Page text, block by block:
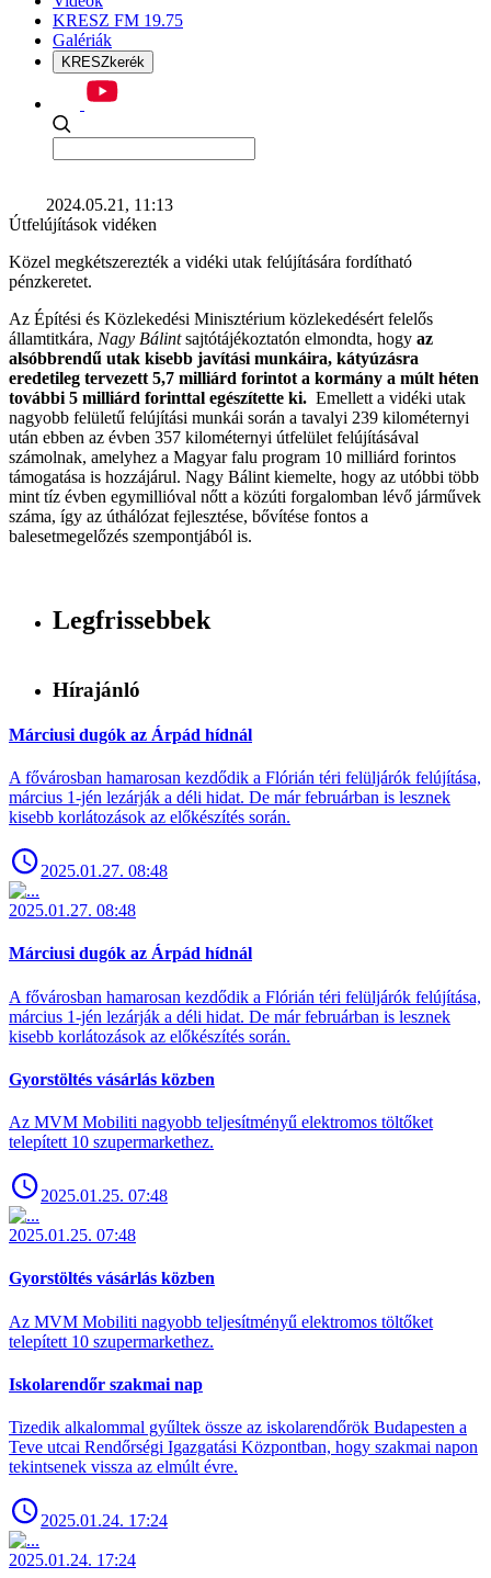
KRESZ FM 19.75
Galériák
KRESZkerék
2024.05.21, 11:13
Útfelújítások vidéken
Közel megkétszerezték a vidéki utak felújítására fordítható
pénzkeretet.
Az Építési és Közlekedési Minisztérium közlekedésért felelős
államtitkára, Nagy Bálintsajtótájékoztatón elmondta, hogy az
alsóbbrendű utak kisebb javítási munkáira, kátyúzásra
eredetileg tervezett 5,7 milliárd forintot a kormány a múlt héten
további 5 milliárd forinttal egészítette ki. Emellett a vidéki utak
nagyobb felületű felújítási munkái során a tavalyi 239 kilométernyi
után ebben az évben 357 kilométernyi útfelület felújításával
számolnak, amelyhez a Magyar falu program 10 milliárd forintos
támogatása is hozzájárul. Nagy Bálint kiemelte, hogy az utóbbi több
mint tíz évben egymillióval nőtt a közúti forgalomban lévő járművek
száma, így az úthálózat fejlesztése, bővítése fontos a
balesetmegelőzés szempontjából is.
Legfrissebbek
Hírajánló
Márciusi dugók az Árpád hídnál
A fővárosban hamarosan kezdődik a Flórián téri felüljárók felújítása,
március 1-jén lezárják a déli hidat. De már februárban is lesznek
kisebb korlátozások az előkészítés során.
2025.01.27. 08:48
2025.01.27. 08:48
Márciusi dugók az Árpád hídnál
A fővárosban hamarosan kezdődik a Flórián téri felüljárók felújítása,
március 1-jén lezárják a déli hidat. De már februárban is lesznek
kisebb korlátozások az előkészítés során.
Gyorstöltés vásárlás közben
Az MVM Mobiliti nagyobb teljesítményű elektromos töltőket
telepített 10 szupermarkethez.
2025.01.25. 07:48
2025.01.25. 07:48
Gyorstöltés vásárlás közben
Az MVM Mobiliti nagyobb teljesítményű elektromos töltőket
telepített 10 szupermarkethez.
Iskolarendőr szakmai nap
Tizedik alkalommal gyűltek össze az iskolarendőrök Budapesten a
Teve utcai Rendőrségi Igazgatási Központban, hogy szakmai napon
tekintsenek vissza az elmúlt évre.
2025.01.24. 17:24
2025.01.24. 17:24